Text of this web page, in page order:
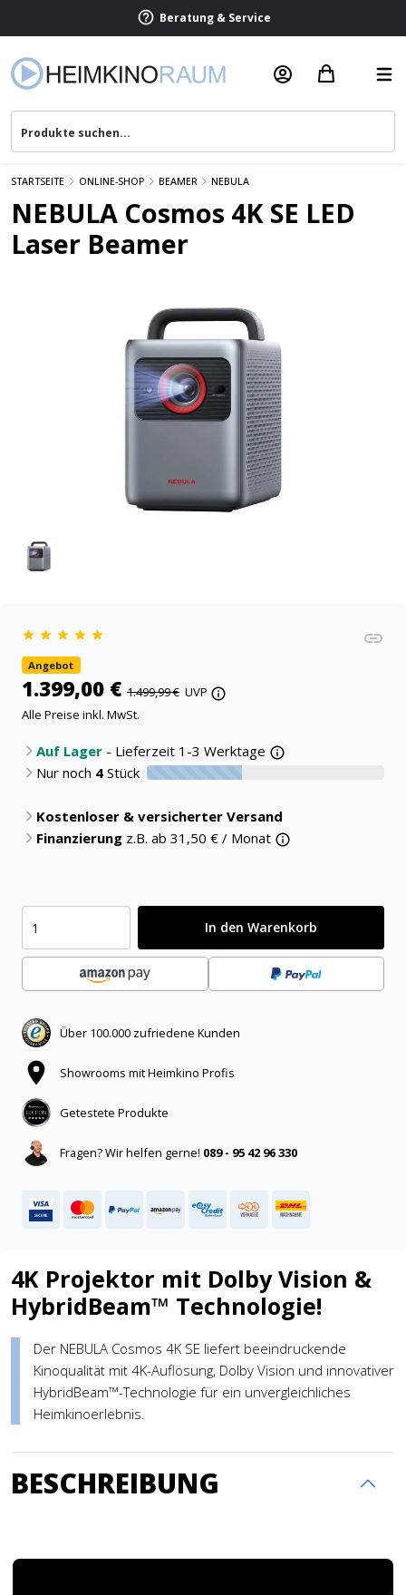
Beratung & Service
STARTSEITE ONLINE-SHOP BEAMER NEBULA
NEBULA Cosmos 4K SE LED
Laser Beamer
Angebot
1.399,00 € 1.499,99 € UVP
Alle Preise inkl. MwSt.
Auf Lager - Lieferzeit 1-3 Werktage
Nur noch 4 Stück 40% verfügbar
Kostenloser & versicherter Versand
Finanzierung z.B. ab 31,50 € / Monat
In den Warenkorb
Über 100.000 zufriedene Kunden
Showrooms mit Heimkino Profis
Getestete Produkte
Fragen? Wir helfen gerne! 089 - 95 42 96 330
4K Projektor mit Dolby Vision &
HybridBeam™ Technologie!
Der NEBULA Cosmos 4K SE liefert beeindruckende
Kinoqualität mit 4K-Auflösung, Dolby Vision und innovativer
HybridBeam™-Technologie für ein unvergleichliches
Heimkinoerlebnis.
BESCHREIBUNG